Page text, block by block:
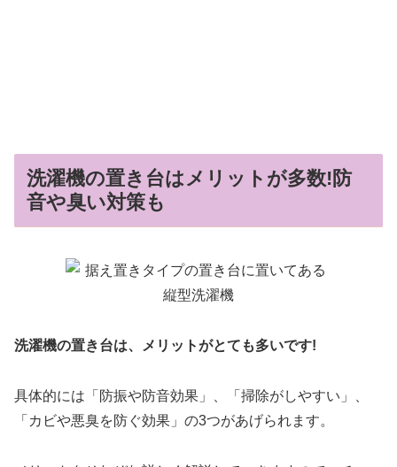
洗濯機の置き台はメリットが多数!防
音や臭い対策も
洗濯機の置き台は、メリットがとても多いです!
具体的には「防振や防音効果」、「掃除がしやすい」、
「カビや悪臭を防ぐ効果」の3つがあげられます。